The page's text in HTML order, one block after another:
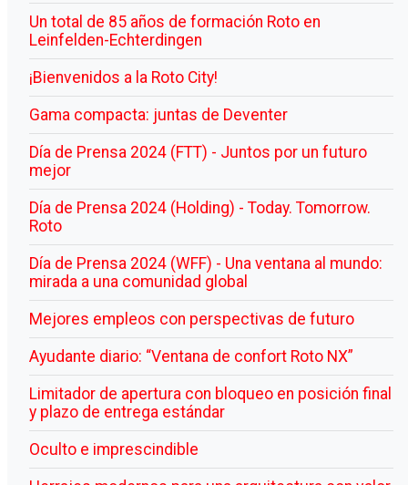
Un total de 85 años de formación Roto en
Leinfelden-Echterdingen
¡Bienvenidos a la Roto City!
Gama compacta: juntas de Deventer
Día de Prensa 2024 (FTT) - Juntos por un futuro
mejor
Día de Prensa 2024 (Holding) - Today. Tomorrow.
Roto
Día de Prensa 2024 (WFF) - Una ventana al mundo:
mirada a una comunidad global
Mejores empleos con perspectivas de futuro
Ayudante diario: “Ventana de confort Roto NX”
Limitador de apertura con bloqueo en posición final
y plazo de entrega estándar
Oculto e imprescindible